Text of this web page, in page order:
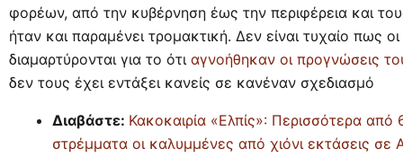
φορέων, από την κυβέρνηση έως την περιφέρεια και
ήταν και παραμένει τρομακτική. Δεν είναι τυχαίο πως
διαμαρτύρονται για το ότι αγνοήθηκαν οι προγνώσεις
δεν τους έχει εντάξει κανείς σε κανέναν σχεδιασμό
Διαβάστε: Κακοκαιρία «Ελπίς»: Περισσότερα από
στρέμματα οι καλυμμένες από χιόνι εκτάσεις σε